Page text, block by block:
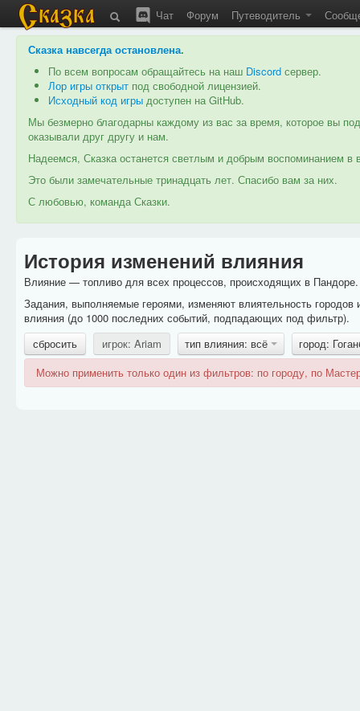
Чат Форум Путеводитель
Сказка навсегда остановлена.
По всем вопросам обращайтесь на наш Discord сервер.
Лор игры открыт под свободной лицензией.
Исходный код игры доступен на GitHub.
Мы безмерно благодарны каждому из вас за время, которое вы
оказывали друг другу и нам.
Надеемся, Сказка останется светлым и добрым воспоминанием
Это были замечательные тринадцать лет. Спасибо вам за них.
С любовью, команда Сказки.
История изменений влияния
Влияние — топливо для всех процессов, происходящих в
Задания, выполняемые героями, изменяют влиятельность
влияния (до 1000 последних событий, подпадающих под фильтр).
сбросить
игрок: Ariam тип влияния: всё
город:
Можно применить только один из фильтров: по городу, по